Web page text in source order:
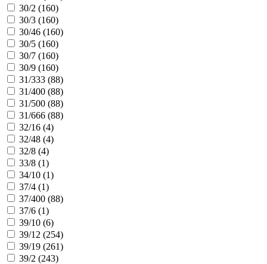
30/2 (160)
30/3 (160)
30/46 (160)
30/5 (160)
30/7 (160)
30/9 (160)
31/333 (88)
31/400 (88)
31/500 (88)
31/666 (88)
32/16 (4)
32/48 (4)
32/8 (4)
33/8 (1)
34/10 (1)
37/4 (1)
37/400 (88)
37/6 (1)
39/10 (6)
39/12 (254)
39/19 (261)
39/2 (243)